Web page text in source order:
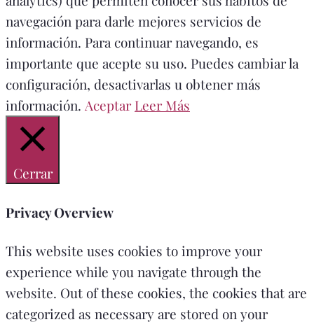
navegación para darle mejores servicios de
información. Para continuar navegando, es
importante que acepte su uso. Puedes cambiar la
configuración, desactivarlas u obtener más
información. Aceptar Leer Más
Cerrar
Privacy Overview
This website uses cookies to improve your
experience while you navigate through the
website. Out of these cookies, the cookies that are
categorized as necessary are stored on your